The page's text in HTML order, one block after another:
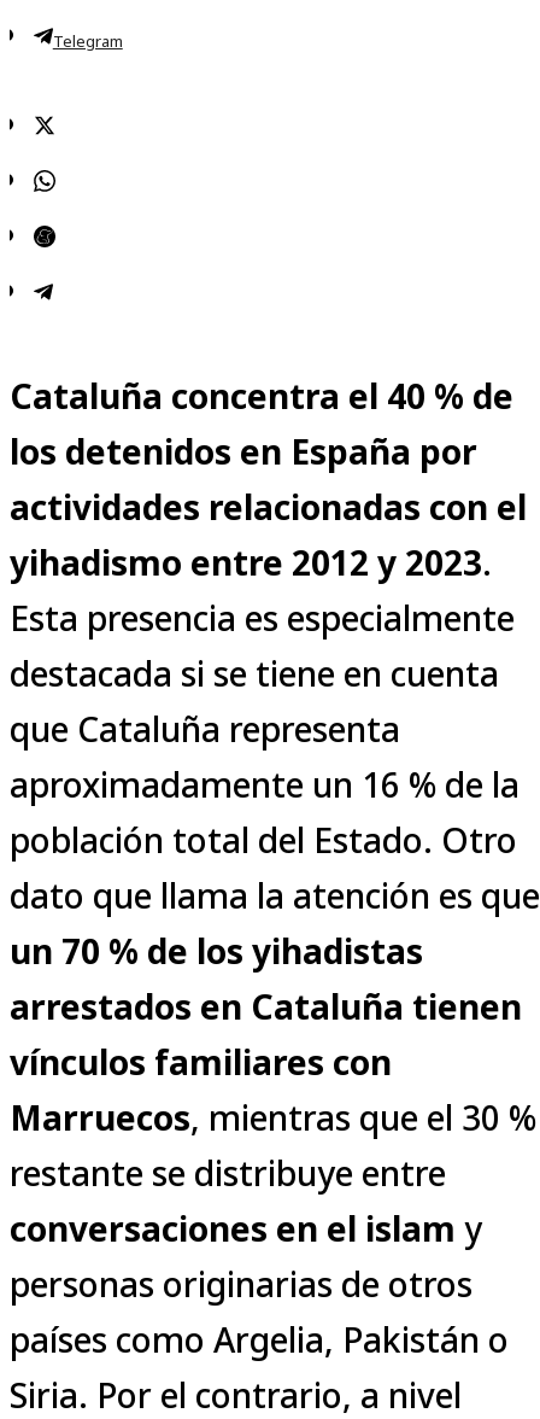
Telegram
Cataluña concentra el 40 % de
los detenidos en España por
actividades relacionadas con el
yihadismo entre 2012 y 2023.
Esta presencia es especialmente
destacada si se tiene en cuenta
que Cataluña representa
aproximadamente un 16 % de la
población total del Estado. Otro
dato que llama la atención es que
un 70 % de los yihadistas
arrestados en Cataluña tienen
vínculos familiares con
Marruecos, mientras que el 30 %
restante se distribuye entre
conversaciones en el islam y
personas originarias de otros
países como Argelia, Pakistán o
Siria. Por el contrario, a nivel